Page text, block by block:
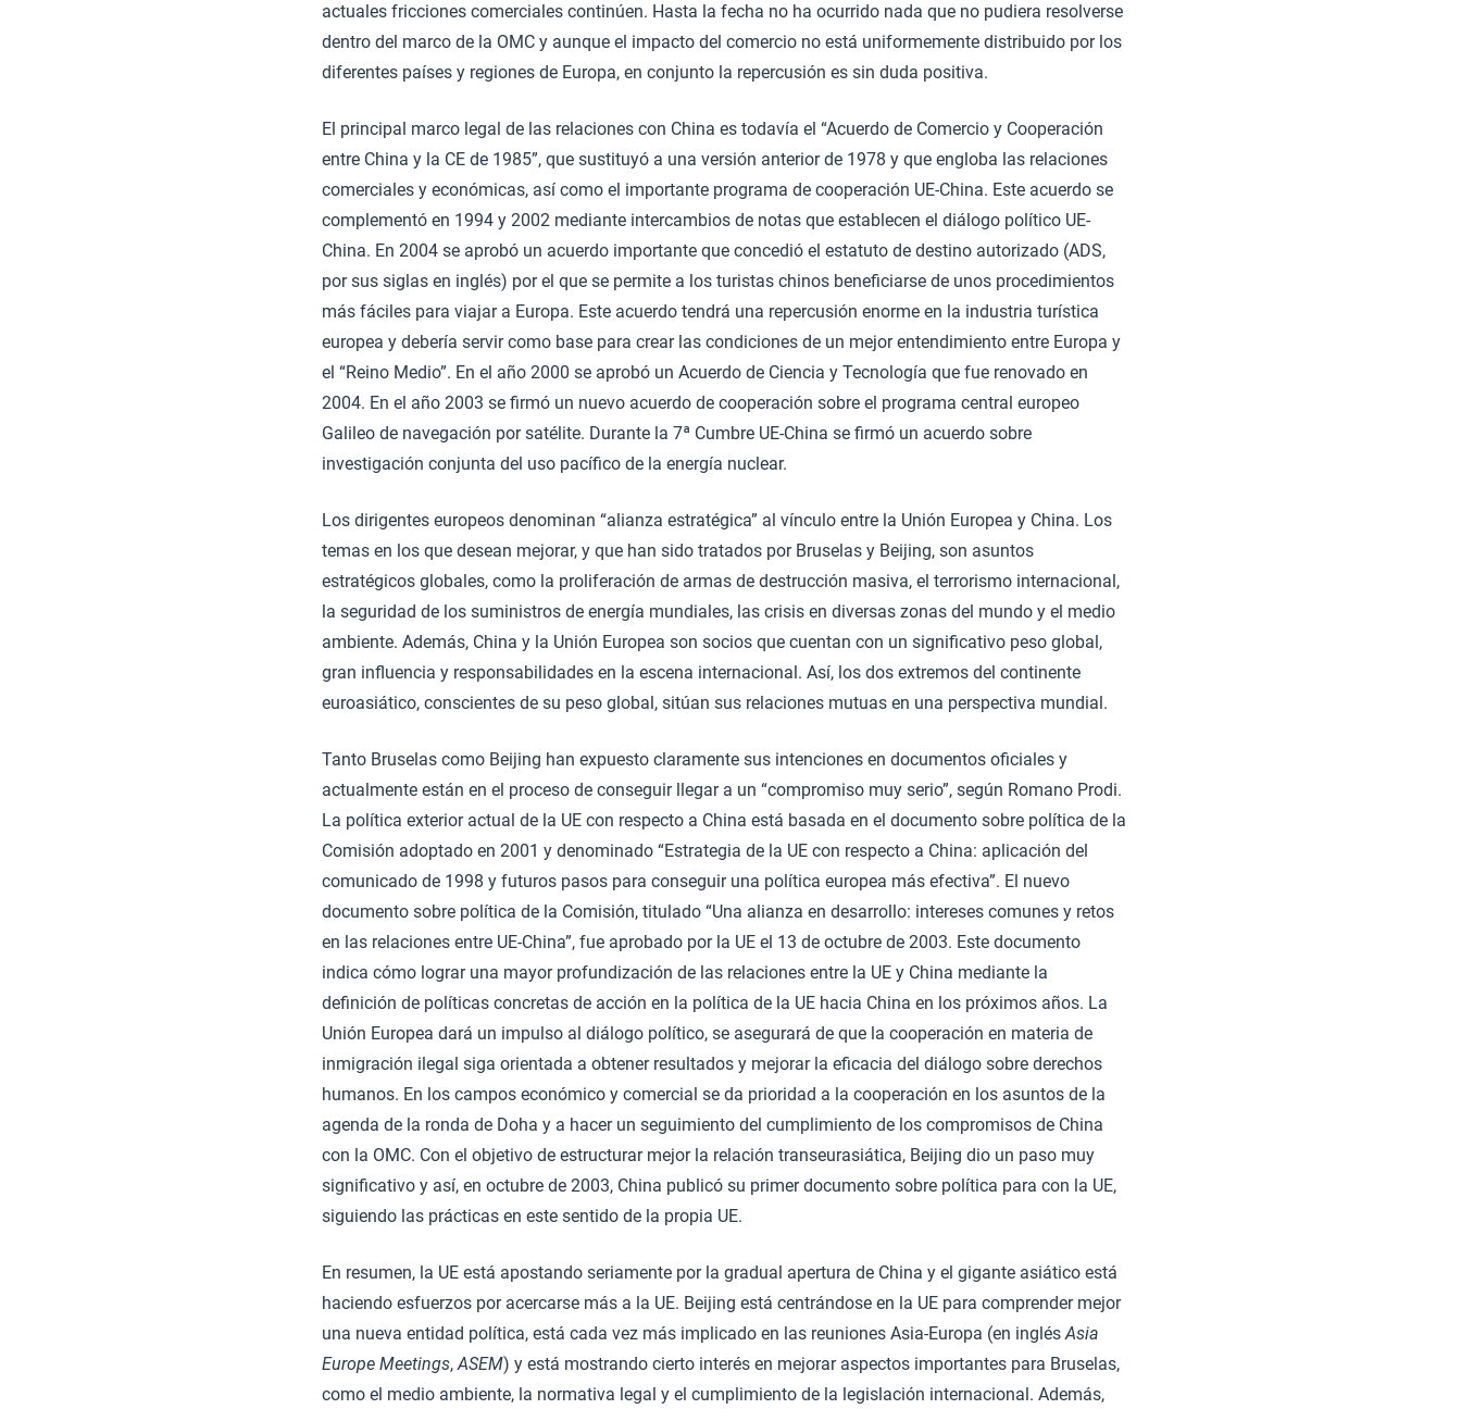
actuales fricciones comerciales continúen. Hasta la fecha no ha ocurrido nada que no pudiera resolverse
dentro del marco de la OMC y aunque el impacto del comercio no está uniformemente distribuido por los
diferentes países y regiones de Europa, en conjunto la repercusión es sin duda positiva.
El principal marco legal de las relaciones con China es todavía el “Acuerdo de Comercio y Cooperación
entre China y la CE de 1985”, que sustituyó a una versión anterior de 1978 y que engloba las relaciones
comerciales y económicas, así como el importante programa de cooperación UE-China. Este acuerdo se
complementó en 1994 y 2002 mediante intercambios de notas que establecen el diálogo político UE-
China. En 2004 se aprobó un acuerdo importante que concedió el estatuto de destino autorizado (ADS,
por sus siglas en inglés) por el que se permite a los turistas chinos beneficiarse de unos procedimientos
más fáciles para viajar a Europa. Este acuerdo tendrá una repercusión enorme en la industria turística
europea y debería servir como base para crear las condiciones de un mejor entendimiento entre Europa y
el “Reino Medio”. En el año 2000 se aprobó un Acuerdo de Ciencia y Tecnología que fue renovado en
2004. En el año 2003 se firmó un nuevo acuerdo de cooperación sobre el programa central europeo
Galileo de navegación por satélite. Durante la 7ª Cumbre UE-China se firmó un acuerdo sobre
investigación conjunta del uso pacífico de la energía nuclear.
Los dirigentes europeos denominan “alianza estratégica” al vínculo entre la Unión Europea y China. Los
temas en los que desean mejorar, y que han sido tratados por Bruselas y Beijing, son asuntos
estratégicos globales, como la proliferación de armas de destrucción masiva, el terrorismo internacional,
la seguridad de los suministros de energía mundiales, las crisis en diversas zonas del mundo y el medio
ambiente. Además, China y la Unión Europea son socios que cuentan con un significativo peso global,
gran influencia y responsabilidades en la escena internacional. Así, los dos extremos del continente
euroasiático, conscientes de su peso global, sitúan sus relaciones mutuas en una perspectiva mundial.
Tanto Bruselas como Beijing han expuesto claramente sus intenciones en documentos oficiales y
actualmente están en el proceso de conseguir llegar a un “compromiso muy serio”, según Romano Prodi.
La política exterior actual de la UE con respecto a China está basada en el documento sobre política de la
Comisión adoptado en 2001 y denominado “Estrategia de la UE con respecto a China: aplicación del
comunicado de 1998 y futuros pasos para conseguir una política europea más efectiva”. El nuevo
documento sobre política de la Comisión, titulado “Una alianza en desarrollo: intereses comunes y retos
en las relaciones entre UE-China”, fue aprobado por la UE el 13 de octubre de 2003. Este documento
indica cómo lograr una mayor profundización de las relaciones entre la UE y China mediante la
definición de políticas concretas de acción en la política de la UE hacia China en los próximos años. La
Unión Europea dará un impulso al diálogo político, se asegurará de que la cooperación en materia de
inmigración ilegal siga orientada a obtener resultados y mejorar la eficacia del diálogo sobre derechos
humanos. En los campos económico y comercial se da prioridad a la cooperación en los asuntos de la
agenda de la ronda de Doha y a hacer un seguimiento del cumplimiento de los compromisos de China
con la OMC. Con el objetivo de estructurar mejor la relación transeurasiática, Beijing dio un paso muy
significativo y así, en octubre de 2003, China publicó su primer documento sobre política para con la UE,
siguiendo las prácticas en este sentido de la propia UE.
En resumen, la UE está apostando seriamente por la gradual apertura de China y el gigante asiático está
haciendo esfuerzos por acercarse más a la UE. Beijing está centrándose en la UE para comprender mejor
una nueva entidad política, está cada vez más implicado en las reuniones Asia-Europa (en inglésAsia
Europe Meetings,ASEM) y está mostrando cierto interés en mejorar aspectos importantes para Bruselas,
como el medio ambiente, la normativa legal y el cumplimiento de la legislación internacional. Además,